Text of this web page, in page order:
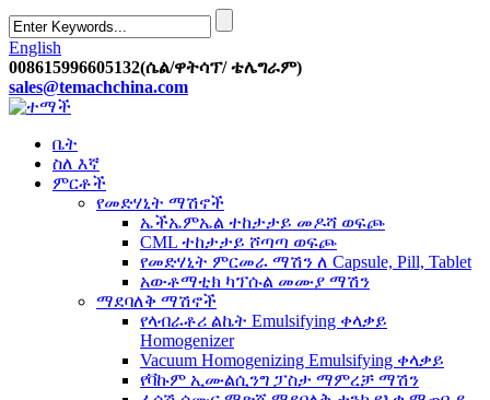
English
008615996605132(ሴል/ዋትሳፕ/ ቴሌግራም)
sales@temachchina.com
ቤት
ስለ እኛ
ምርቶች
የመድሃኒት ማሽኖች
ኤችኤምኤል ተከታታይ መዶሻ ወፍጮ
CML ተከታታይ ሾጣጣ ወፍጮ
የመድሃኒት ምርመራ ማሽን ለ Capsule, Pill, Tablet
አውቶማቲክ ካፕሱል መሙያ ማሽን
ማደባለቅ ማሽኖች
የላብራቶሪ ልኬት Emulsifying ቀላቃይ
Homogenizer
Vacuum Homogenizing Emulsifying ቀላቃይ
የቫኩም ኢሙልሲንግ ፓስታ ማምረቻ ማሽን